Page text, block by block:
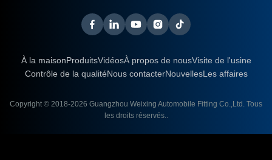
À la maisonProduitsVidéosÀ propos de nousVisite de l'usine
Contrôle de la qualitéNous contacterNouvellesLes affaires
Copyright © 2018-2026 Guangzhou Weixing Automobile Fitting Co.,Ltd. Tous
les droits réservés..